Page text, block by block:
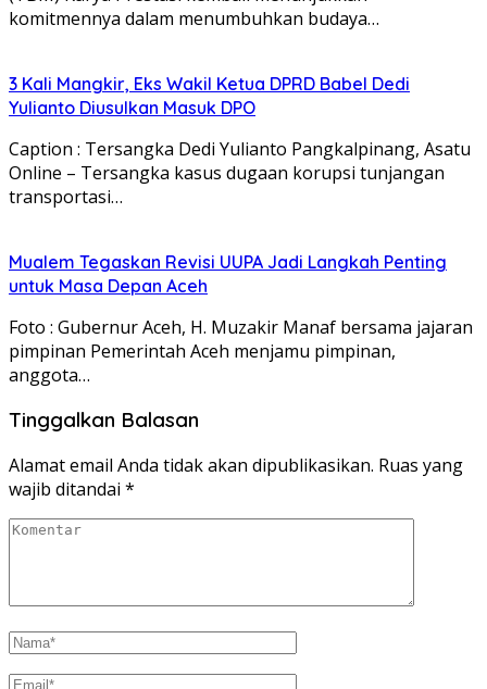
komitmennya dalam menumbuhkan budaya…
3 Kali Mangkir, Eks Wakil Ketua DPRD Babel Dedi
Yulianto Diusulkan Masuk DPO
Caption : Tersangka Dedi Yulianto Pangkalpinang, Asatu
Online – Tersangka kasus dugaan korupsi tunjangan
transportasi…
Mualem Tegaskan Revisi UUPA Jadi Langkah Penting
untuk Masa Depan Aceh
Foto : Gubernur Aceh, H. Muzakir Manaf bersama jajaran
pimpinan Pemerintah Aceh menjamu pimpinan,
anggota…
Tinggalkan Balasan
Alamat email Anda tidak akan dipublikasikan. Ruas yang
wajib ditandai *